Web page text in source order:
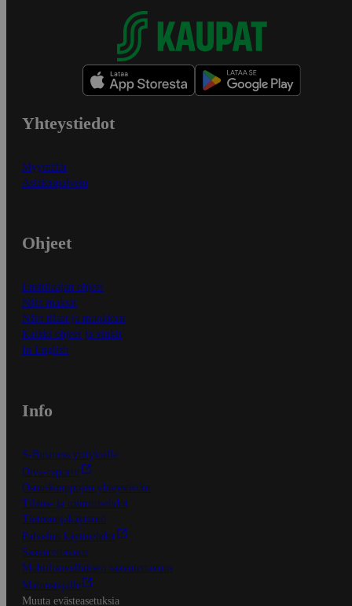
Yhteystiedot
Myymälät
Asiakaspalvelu
Ohjeet
Ensitilaajan ohjeet
Näin maksat
Näin tilaat ja muokkaat
Kaikki ohjeet ja vinkit
In English
Info
S-Business yrityksille
Oiva-raportit
Osuuskauppojen yhteystiedot
Tilaus- ja toimitusehdot
Tietosuojakäytäntö
Palvelun käyttöehdot
Saavutettavuus
Mobiilisovelluksen saavutettavuus
Mainostajalle
Muuta evästeasetuksia